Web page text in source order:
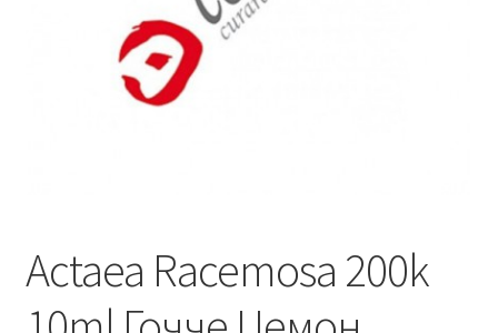
Actaea Racemosa 200k